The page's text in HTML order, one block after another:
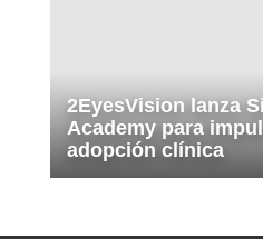
2EyesVision lanza
Academy para
adopción clínica